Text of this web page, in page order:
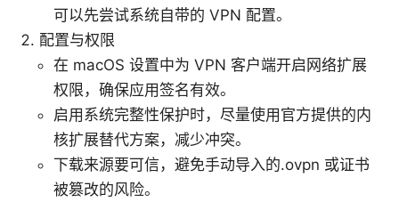
可以先尝试系统自带的 VPN 配置。
配置与权限
在 macOS 设置中为 VPN 客户端开启网络扩展
权限，确保应用签名有效。
启用系统完整性保护时，尽量使用官方提供的内
核扩展替代方案，减少冲突。
下载来源要可信，避免手动导入的.ovpn 或证书
被篡改的风险。